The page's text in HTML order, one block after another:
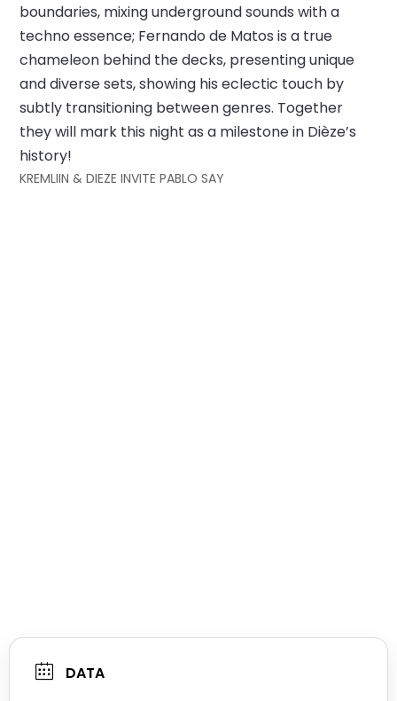
boundaries, mixing underground sounds with a
techno essence; Fernando de Matos is a true
chameleon behind the decks, presenting unique
and diverse sets, showing his eclectic touch by
subtly transitioning between genres. Together
they will mark this night as a milestone in Dièze’s
history!
KREMLIIN & DIEZE INVITE PABLO SAY
DATA